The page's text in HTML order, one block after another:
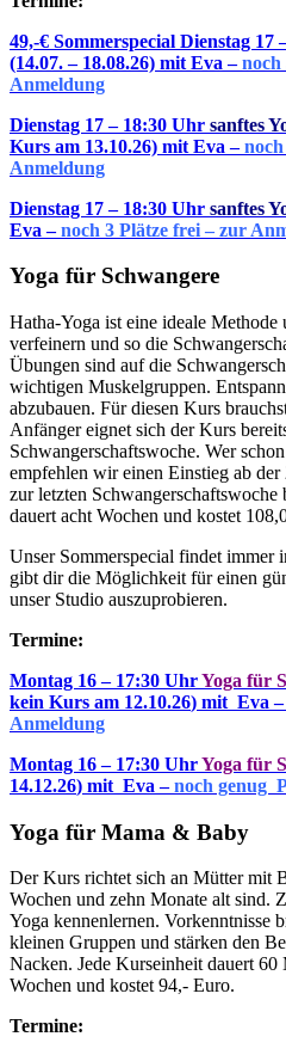
49,-€ Sommerspecial Dienstag 17
(14.07. – 18.08.26) mit Eva –noch
Anmeldung
Dienstag 17 – 18:30 Uhr sanftes
Kurs am 13.10.26) mit Eva –
Anmeldung
Dienstag 17 – 18:30 Uhr sanftes
Eva –noch 3 Plätze frei – zur
Yoga für Schwangere
Hatha-Yoga ist eine ideale
verfeinern und so die
Übungen sind auf die
wichtigen Muskelgruppen.
abzubauen. Für diesen Kurs
Anfänger eignet sich der Kurs
Schwangerschaftswoche. Wer
empfehlen wir einen Einstieg ab
zur letzten Schwangerschaftswoche
dauert acht Wochen und kostet
Unser Sommerspecial findet immer
gibt dir die Möglichkeit für einen
unser Studio auszuprobieren.
Termine:
Montag 16 – 17:30 UhrYoga für
kein Kurs am 12.10.26) mit Eva –
Anmeldung
Montag 16 – 17:30 UhrYoga für
14.12.26) mit Eva –noch genug
Yoga für Mama & Baby
Der Kurs richtet sich an Mütter mit
Wochen und zehn Monate alt sind.
Yoga kennenlernen. Vorkenntnisse
kleinen Gruppen und stärken den
Nacken. Jede Kurseinheit dauert 60
Wochen und kostet 94,- Euro.
Termine: